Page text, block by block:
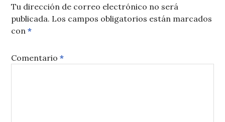
Tu dirección de correo electrónico no será
publicada. Los campos obligatorios están marcados
con*
Comentario*